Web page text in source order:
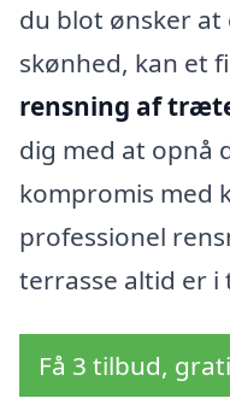
du blot ønsker
skønhed, kan et
rensning af
dig med at opnå
kompromis med
professionel
terrasse altid er i
Få 3 tilbud,